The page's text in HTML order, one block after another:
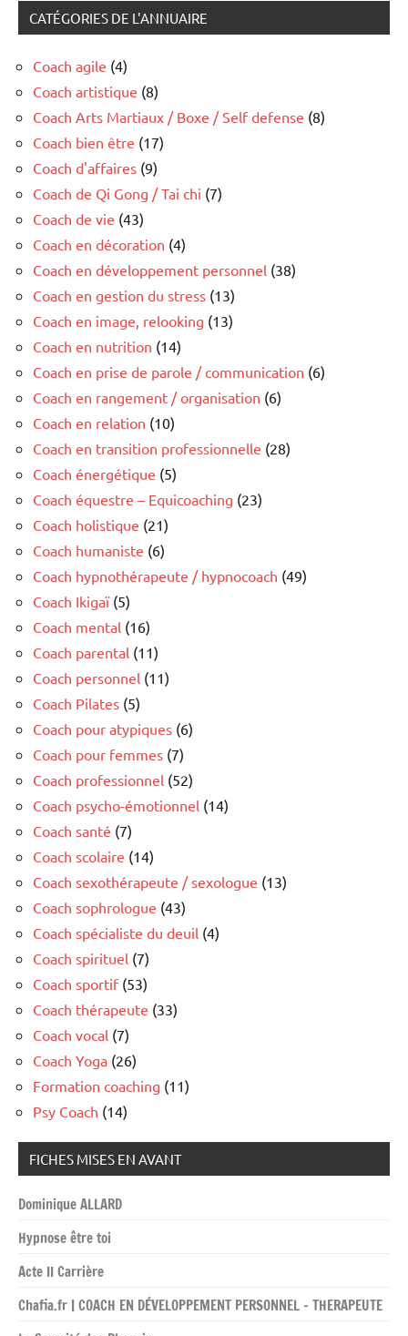
CATÉGORIES DE L'ANNUAIRE
Coach agile (4)
Coach artistique (8)
Coach Arts Martiaux / Boxe / Self defense (8)
Coach bien être (17)
Coach d'affaires (9)
Coach de Qi Gong / Tai chi (7)
Coach de vie (43)
Coach en décoration (4)
Coach en développement personnel (38)
Coach en gestion du stress (13)
Coach en image, relooking (13)
Coach en nutrition (14)
Coach en prise de parole / communication (6)
Coach en rangement / organisation (6)
Coach en relation (10)
Coach en transition professionnelle (28)
Coach énergétique (5)
Coach équestre – Equicoaching (23)
Coach holistique (21)
Coach humaniste (6)
Coach hypnothérapeute / hypnocoach (49)
Coach Ikigaï(5)
Coach mental (16)
Coach parental (11)
Coach personnel (11)
Coach Pilates (5)
Coach pour atypiques (6)
Coach pour femmes (7)
Coach professionnel (52)
Coach psycho-émotionnel (14)
Coach santé (7)
Coach scolaire (14)
Coach sexothérapeute / sexologue (13)
Coach sophrologue (43)
Coach spécialiste du deuil (4)
Coach spirituel (7)
Coach sportif(53)
Coach thérapeute (33)
Coach vocal (7)
Coach Yoga (26)
Formation coaching (11)
Psy Coach (14)
FICHES MISES EN AVANT
Dominique ALLARD
Hypnose être toi
Acte II Carrière
Chafia.fr | COACH EN DÉVELOPPEMENT PERSONNEL – THERAPEUTE